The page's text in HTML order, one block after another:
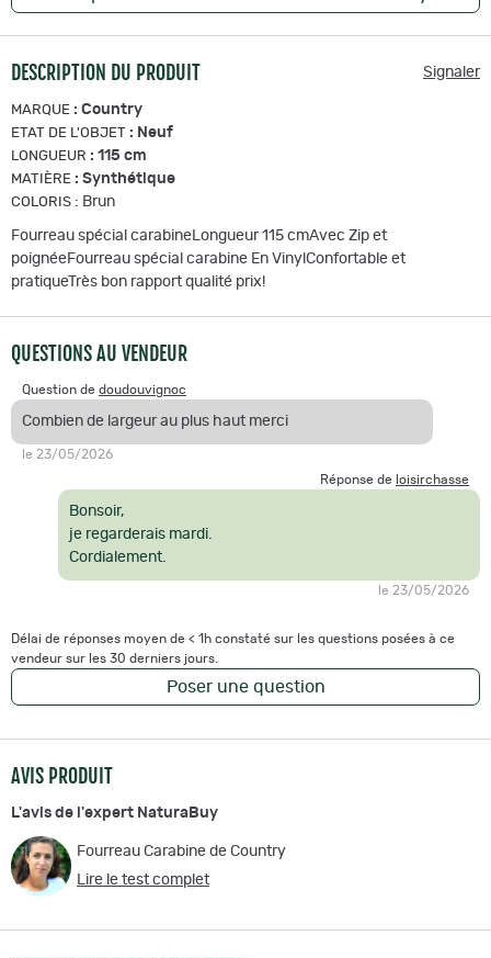
DESCRIPTION DU PRODUIT Signaler
MARQUE : Country
ETAT DE L'OBJET : Neuf
LONGUEUR : 115 cm
MATIÈRE : Synthétique
COLORIS : Brun
Fourreau spécial carabineLongueur 115 cmAvec Zip et
poignéeFourreau spécial carabine En VinylConfortable et
pratiqueTrès bon rapport qualité prix!
QUESTIONS AU VENDEUR
Question de doudouvignoc
Combien de largeur au plus haut merci
le 23/05/2026
Réponse de loisirchasse
Bonsoir,
je regarderais mardi.
Cordialement.
le 23/05/2026
Délai de réponses moyen de < 1h constaté sur les questions posées à ce
vendeur sur les 30 derniers jours.
Poser une question
AVIS PRODUIT
L'avis de l'expert NaturaBuy
Fourreau Carabine de Country
Lire le test complet